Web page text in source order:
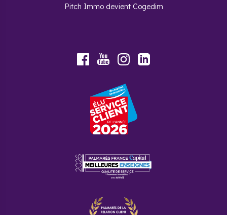
Pitch Immo devient Cogedim
FacebookYoutubeInstagram